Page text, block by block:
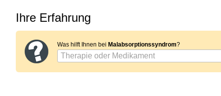
Ihre Erfahrung
Was hilft Ihnen bei Malabsorptionssyndrom?